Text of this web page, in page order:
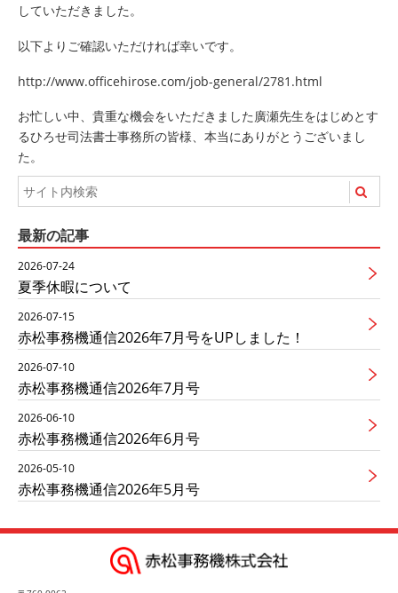
していただきました。
以下よりご確認いただければ幸いです。
http://www.officehirose.com/job-general/2781.html
お忙しい中、貴重な機会をいただきました廣瀬先生をはじめとす
るひろせ司法書士事務所の皆様、本当にありがとうございまし
た。
最新の記事
2026-07-24
夏季休暇について
2026-07-15
赤松事務機通信2026年7月号をUPしました！
2026-07-10
赤松事務機通信2026年7月号
2026-06-10
赤松事務機通信2026年6月号
2026-05-10
赤松事務機通信2026年5月号